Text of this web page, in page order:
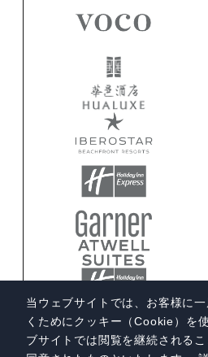
当ウェブサイトでは、お客様に
くためにクッキー（Cookie）を
ブサイトでは閲覧を継続される